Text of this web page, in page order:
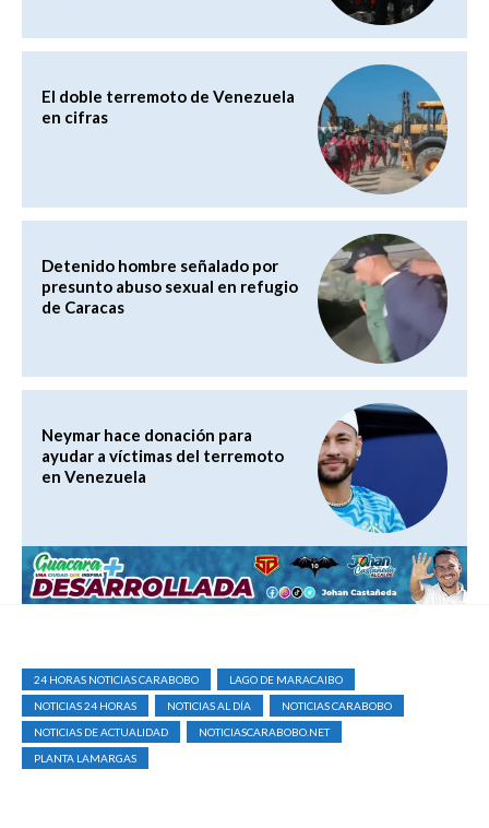
El doble terremoto de Venezuela
en cifras
Detenido hombre señalado por
presunto abuso sexual en refugio
de Caracas
Neymar hace donación para
ayudar a víctimas del terremoto
en Venezuela
24 HORAS NOTICIAS CARABOBO
LAGO DE MARACAIBO
NOTICIAS 24 HORAS
NOTICIAS AL DÍA
NOTICIAS CARABOBO
NOTICIAS DE ACTUALIDAD
NOTICIASCARABOBO.NET
PLANTA LAMARGAS